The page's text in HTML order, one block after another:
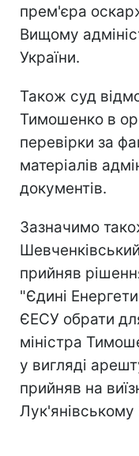
прем'єра
Вищому
України.
Також суд
Тимошенко в
перевірки за
матеріалів
документів.
Зазначимо
прийняв
"Єдині
ЄЕСУ обрати
міністра
у вигляді
прийняв на
Лук'янівському